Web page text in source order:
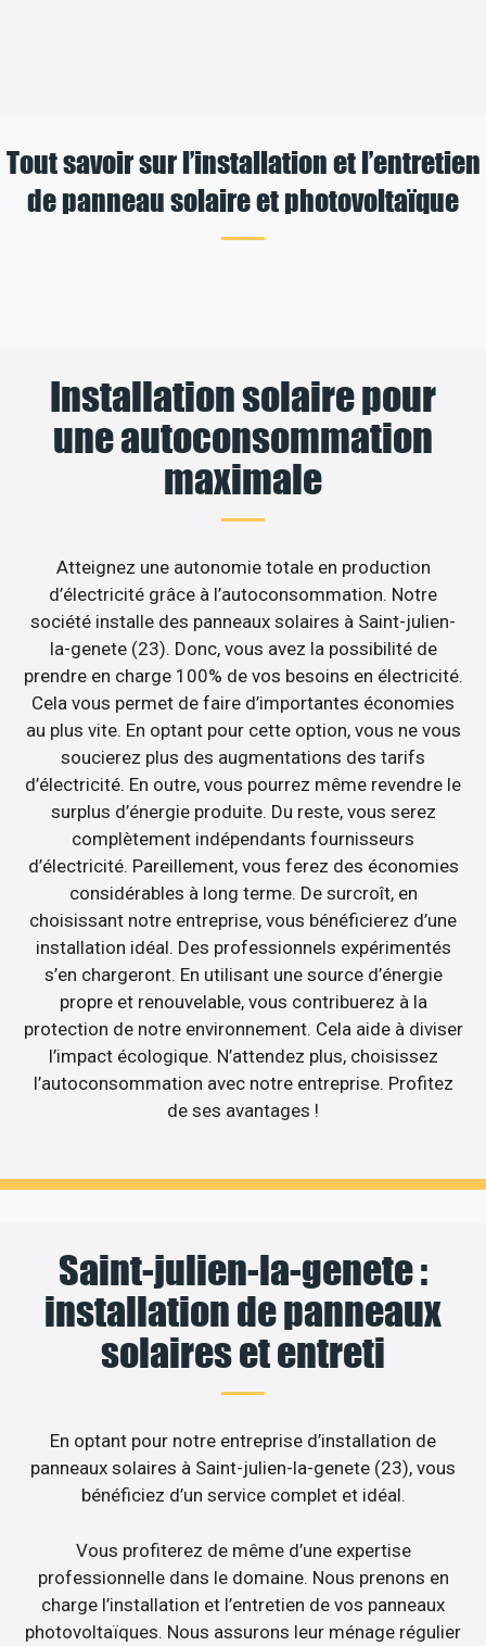
Tout savoir sur l’installation et l’entretien
de panneau solaire et photovoltaïque
Installation solaire pour
une autoconsommation
maximale
Atteignez une autonomie totale en production
d’électricité grâce à l’autoconsommation. Notre
société installe des panneaux solaires à Saint-julien-
la-genete (23). Donc, vous avez la possibilité de
prendre en charge 100% de vos besoins en électricité.
Cela vous permet de faire d’importantes économies
au plus vite. En optant pour cette option, vous ne vous
soucierez plus des augmentations des tarifs
d’électricité. En outre, vous pourrez même revendre le
surplus d’énergie produite. Du reste, vous serez
complètement indépendants fournisseurs
d’électricité. Pareillement, vous ferez des économies
considérables à long terme. De surcroît, en
choisissant notre entreprise, vous bénéficierez d’une
installation idéal. Des professionnels expérimentés
s’en chargeront. En utilisant une source d’énergie
propre et renouvelable, vous contribuerez à la
protection de notre environnement. Cela aide à diviser
l’impact écologique. N’attendez plus, choisissez
l’autoconsommation avec notre entreprise. Profitez
de ses avantages !
Saint-julien-la-genete :
installation de panneaux
solaires et entreti
En optant pour notre entreprise d’installation de
panneaux solaires à Saint-julien-la-genete (23), vous
bénéficiez d’un service complet et idéal.
Vous profiterez de même d’une expertise
professionnelle dans le domaine. Nous prenons en
charge l’installation et l’entretien de vos panneaux
photovoltaïques. Nous assurons leur ménage régulier